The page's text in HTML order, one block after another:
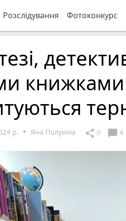
Розслідування Фотоконкурс
книжками
р. Яна Полухіна share 0 chat_bubble 4